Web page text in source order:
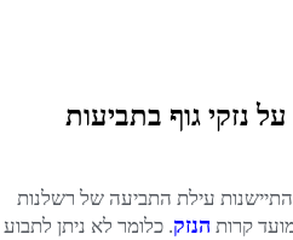
נזקי גוף בתביעות
סעיף 5 לחוק ההתיישנות עילת התביעה של רשלנות
הנזק. כלומר לא ניתן לתבוע